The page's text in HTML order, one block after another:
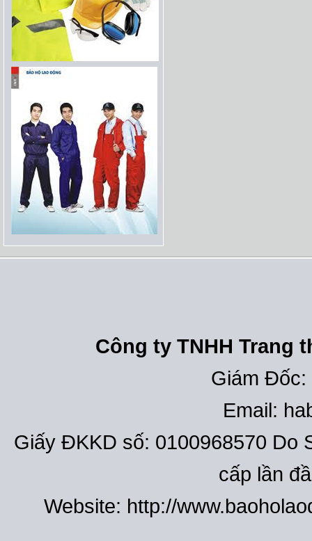
Công ty TNHH Trang
Giám Đốc:
Email:
Giấy ĐKKD số: 0100968570 Do
cấp lần
Website: http://